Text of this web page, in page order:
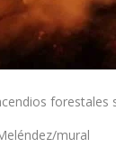
forestales
mural